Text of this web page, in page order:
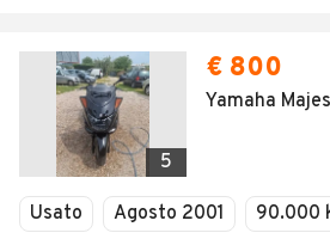
5
€ 800
Yamaha
Usato Agosto 2001 90.000